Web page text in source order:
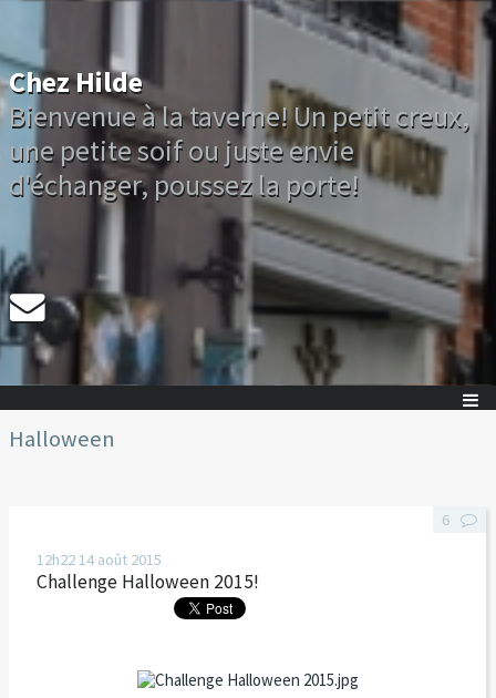
Chez Hilde
Bienvenue à la taverne! Un petit creux,
une petite soif ou juste envie
d'échanger, poussez la porte!
Halloween
12h22 14 août 2015
Challenge Halloween 2015!
6